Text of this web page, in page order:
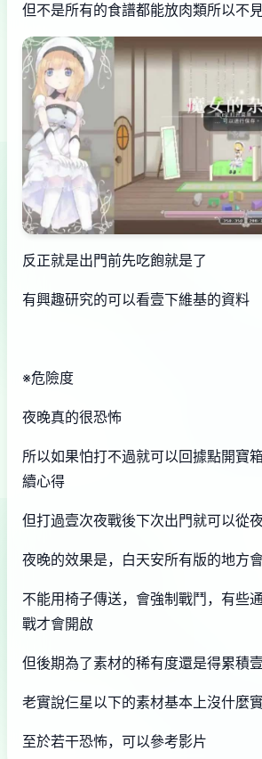
但不是所有的食譜都能放肉類所以不
反正就是出門前先吃飽就是了
有興趣研究的可以看壹下維基的資料
※危險度
夜晚真的很恐怖
所以如果怕打不過就可以回據點開寶
續心得
但打過壹次夜戰後下次出門就可以從
夜晚的效果是，白天安所有版的地方
不能用椅子傳送，會強制戰鬥，有些
戰才會開啟
但後期為了素材的稀有度還是得累積
老實說仨星以下的素材基本上沒什麼
至於若干恐怖，可以參考影片